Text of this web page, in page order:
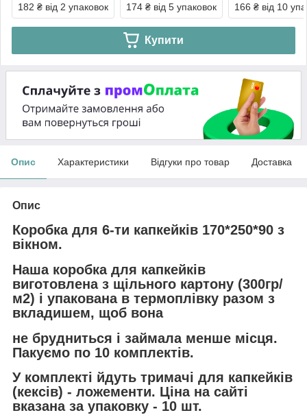
182 ₴ від 2 упаковок 174 ₴ від 5 упаковок 166 ₴ від 10
Купити
Опис Характеристики Відгуки про товар Доставка
Опис
Коробка для 6-ти капкейків 170*250*90 з
вікном.
Наша коробка для капкейків
виготовлена з щільного картону (300гр/
м2) і упакована в термоплівку разом з
вкладишем, щоб вона
не брудниться і займала менше місця.
Пакуємо по 10 комплектів.
У комплекті йдуть тримачі для капкейків
(кексів) - ложементи. Ціна на сайті
вказана за упаковку - 10 шт.